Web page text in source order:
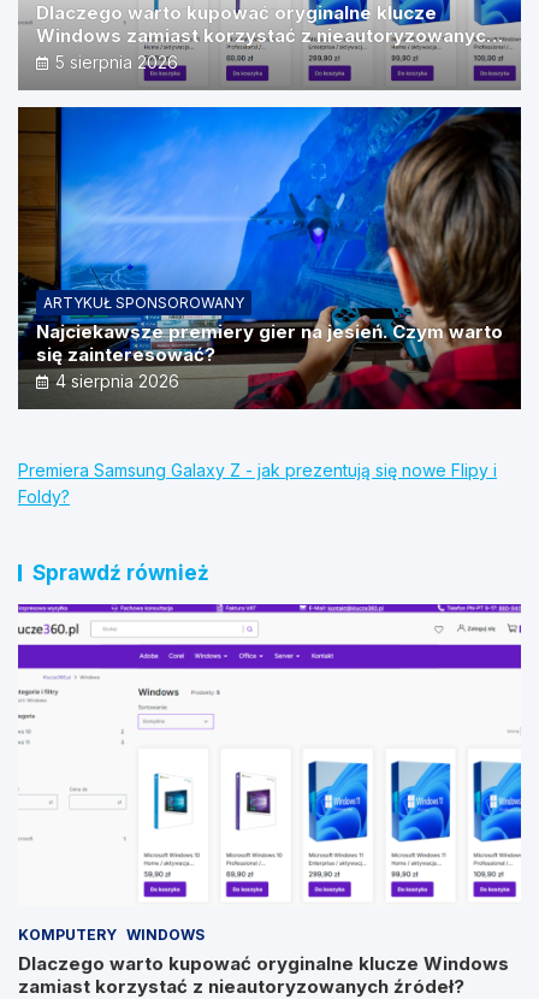
Dlaczego warto kupować oryginalne klucze
Windows zamiast korzystać z nieautoryzowanych
źródeł?
5 sierpnia 2026
ARTYKUŁ SPONSOROWANY
Najciekawsze premiery gier na jesień. Czym warto
się zainteresować?
4 sierpnia 2026
Premiera Samsung Galaxy Z - jak prezentują się nowe Flipy i
Foldy?
Sprawdź również
KOMPUTERY WINDOWS
Dlaczego warto kupować oryginalne klucze Windows
zamiast korzystać z nieautoryzowanych źródeł?